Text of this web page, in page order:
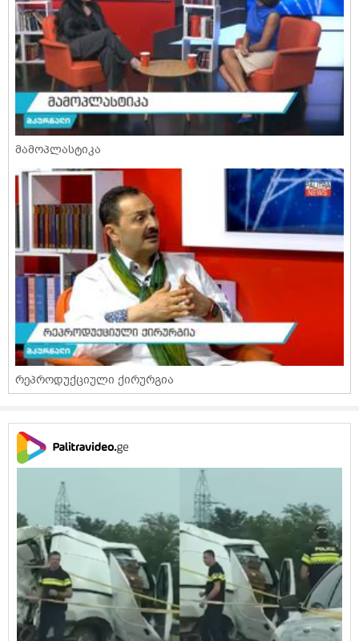
მამოპლასტიკა
რეპროდუქციული ქირურგია